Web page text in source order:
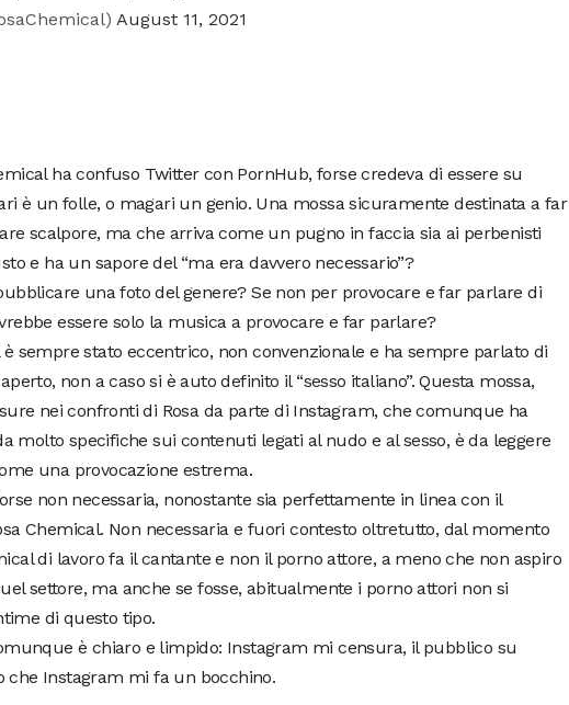
August 11, 2021
ha confuso Twitter con PornHub, forse credeva di essere su
è un folle, o magari un genio. Una mossa sicuramente destinata a far
scalpore, ma che arriva come un pugno in faccia sia ai perbenisti
e ha un sapore del “ma era davvero necessario”?
una foto del genere? Se non per provocare e far parlare di
essere solo la musica a provocare e far parlare?
è sempre stato eccentrico, non convenzionale e ha sempre parlato di
non a caso si è auto definito il “sesso italiano”. Questa mossa,
nei confronti di Rosa da parte di Instagram, che comunque ha
molto specifiche sui contenuti legati al nudo e al sesso, è da leggere
una provocazione estrema.
non necessaria, nonostante sia perfettamente in linea con il
Chemical. Non necessaria e fuori contesto oltretutto, dal momento
di lavoro fa il cantante e non il porno attore, a meno che non aspiro
settore, ma anche se fosse, abitualmente i porno attori non si
di questo tipo.
è chiaro e limpido: Instagram mi censura, il pubblico su
che Instagram mi fa un bocchino.